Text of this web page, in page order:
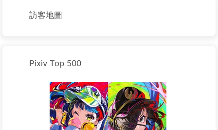
訪客地圖
Pixiv Top 500